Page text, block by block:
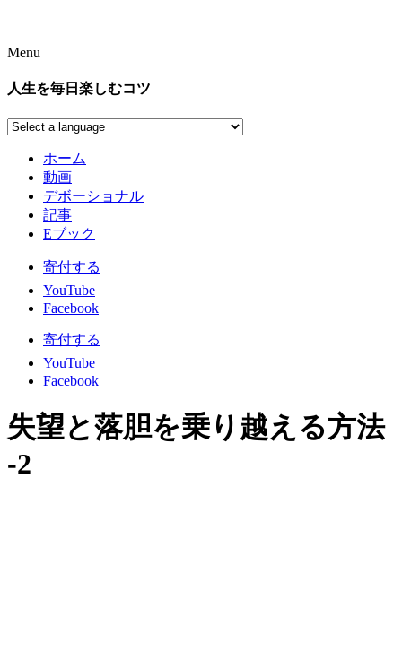
Menu
人生を毎日楽しむコツ
ホーム
動画
デボーショナル
記事
Eブック
寄付する
YouTube
Facebook
寄付する
YouTube
Facebook
失望と落胆を乗り越える方法
-2